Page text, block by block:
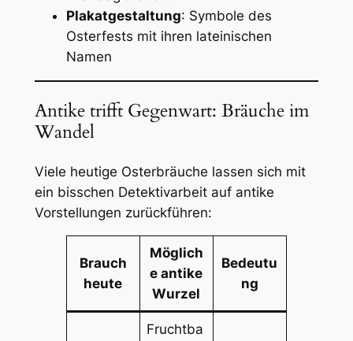
Plakatgestaltung: Symbole des
Osterfests mit ihren lateinischen
Namen
Antike trifft Gegenwart: Bräuche im
Wandel
Viele heutige Osterbräuche lassen sich mit
ein bisschen Detektivarbeit auf antike
Vorstellungen zurückführen:
Brauch
heute
Möglich
e antike
Wurzel
Bedeutu
ng
Fruchtba